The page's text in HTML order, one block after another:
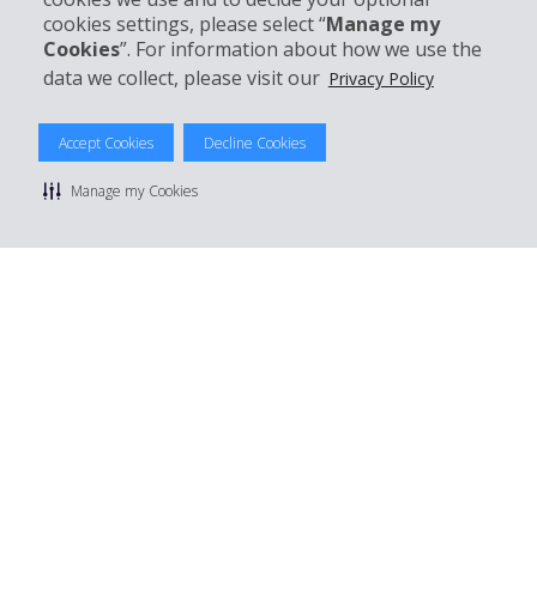
cookies settings, please select “Manage my
Cookies”. For information about how we use the
data we collect, please visit our Privacy Policy
Accept Cookies Decline Cookies
Manage my Cookies
Réserver avec Hertz
© 2026 The Hertz System, Inc.
Politique de confidentialité | Conditions d'utilisation du site
Conditions de location
Gérer mes cookies